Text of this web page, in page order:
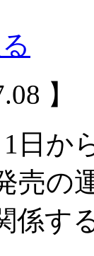
】
1日か
売の
係す